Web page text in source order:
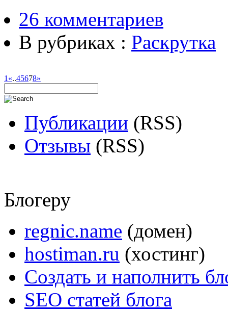
26 комментариев
В рубриках : Раскрутка
1 «..45678»
Публикации (RSS)
Отзывы (RSS)
Блогеру
regnic.name (домен)
hostiman.ru (хостинг)
Создать и наполнить
SEO статей блога